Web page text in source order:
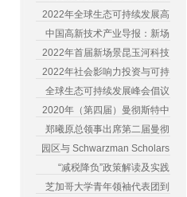
2022年全球生态可持续发展高
中国高新技术产业导报：新场
2022年首届新场景昆玉河科技
2022年社会影响力投资与可持
全球生态可持续发展峰会倡议
2020年（第四届）曼彻斯特中
郑曦原总领事出席第二届曼彻
园区与 Schwarzman Scholars
“减税降负”政策解读及实践
芝加哥大学青年领袖代表团到